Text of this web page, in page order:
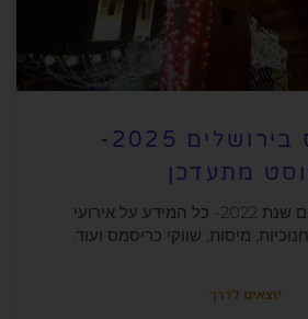
כריסמס בירושלים 2025-
מתעדכן
כריסמס בירושלים שנת 2022- כל המידע על אירועי
מיסות, שווקי כריסמס ועוד.
יוצאים לדרך